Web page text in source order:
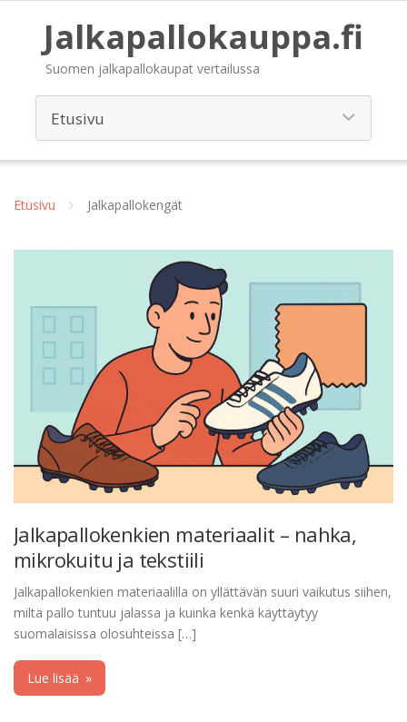
Jalkapallokauppa.fi
Suomen jalkapallokaupat vertailussa
Etusivu Jalkapallokengät
Jalkapallokenkien materiaalit – nahka,
mikrokuitu ja tekstiili
Jalkapallokenkien materiaalilla on yllättävän suuri vaikutus siihen,
miltä pallo tuntuu jalassa ja kuinka kenkä käyttäytyy
suomalaisissa olosuhteissa […]
Lue lisää »